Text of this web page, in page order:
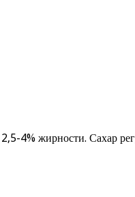
4% жирности. Сахар